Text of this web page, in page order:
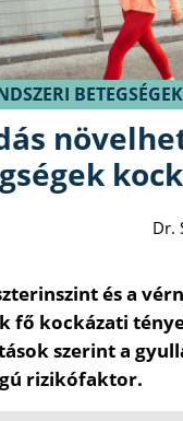
BETEGSÉGEK
Dr.
és a
fő kockázati
szerint a
rizikófaktor.